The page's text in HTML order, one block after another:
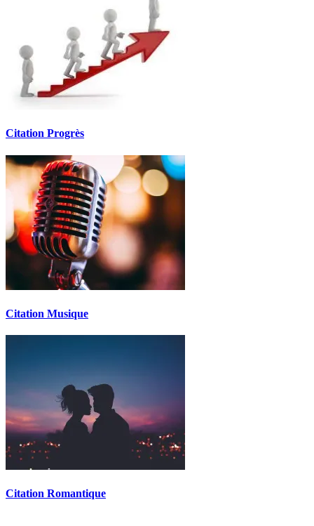
Citation Progrès
Citation Musique
Citation Romantique